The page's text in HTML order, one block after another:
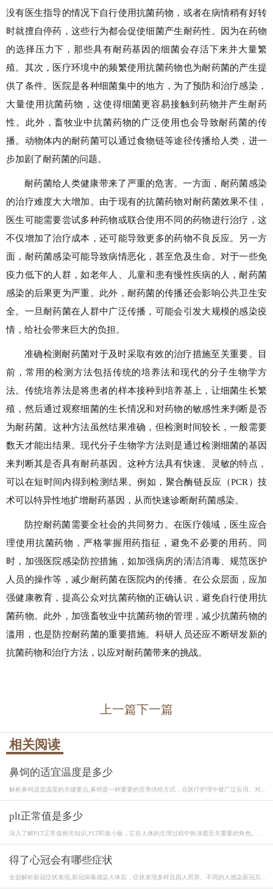
没有医生指导的情况下自行使用抗菌药物，或者在病情稍有好转
时就擅自停药，这些行为都会促使细菌产生耐药性。因为在药物
的选择压力下，那些具有耐药基因的细菌会存活下来并大量繁
殖。其次，医疗环境中的频繁使用抗菌药物也为耐药菌的产生提
供了条件。医院是各种细菌集中的地方，为了预防和治疗感染，
大量使用抗菌药物，这使得细菌更容易接触到药物并产生耐药
性。此外，畜牧业中抗菌药物的广泛使用也会导致耐药菌的传
播。动物体内的耐药菌可以通过食物链等途径传播给人类，进一
步加剧了耐药菌的问题。
耐药菌给人类健康带来了严重的危害。一方面，耐药菌感染
的治疗难度大大增加。由于现有的抗菌药物对耐药菌效果不佳，
医生可能需要尝试多种药物或联合使用不同的药物进行治疗，这
不仅增加了治疗成本，还可能导致更多的药物不良反应。另一方
面，耐药菌感染可能导致病情恶化，甚至危及生命。对于一些免
疫力低下的人群，如老年人、儿童和患有慢性疾病的人，耐药菌
感染的后果更为严重。此外，耐药菌的传播还会影响公共卫生安
全。一旦耐药菌在人群中广泛传播，可能会引发大规模的感染疫
情，给社会带来巨大的负担。
准确检测耐药菌对于及时采取有效的治疗措施至关重要。目
前，常用的检测方法包括传统的培养法和现代的分子生物学方
法。传统培养法是将患者的样本接种到培养基上，让细菌生长繁
殖，然后通过观察细菌的生长情况和对药物的敏感性来判断是否
为耐药菌。这种方法虽然结果准确，但检测时间较长，一般需要
数天才能出结果。现代分子生物学方法则是通过检测细菌的基因
来判断其是否具有耐药基因。这种方法具有快速、灵敏的特点，
可以在短时间内得到检测结果。例如，聚合酶链反应（PCR）技
术可以特异性地扩增耐药基因，从而快速诊断耐药菌感染。
防控耐药菌需要全社会的共同努力。在医疗领域，医生应合
理使用抗菌药物，严格掌握用药指征，避免不必要的用药。同
时，加强医院感染防控措施，如加强病房的清洁消毒、规范医护
人员的操作等，减少耐药菌在医院内的传播。在公众层面，应加
强健康教育，提高公众对抗菌药物的正确认识，避免自行使用抗
菌药物。此外，加强畜牧业中抗菌药物的管理，减少抗菌药物的
滥用，也是防控耐药菌的重要措施。科研人员还应不断研发新的
抗菌药物和治疗方法，以应对耐药菌带来的挑战。
上一篇下一篇
相关阅读
鼻饲的适宜温度是多少
解析鼻饲适宜温度的关键要点,鼻饲是一种重要的营养供给方式，在医疗护理中被广泛应用。对...
plt正常值是多少
深入了解PLT正常值相关知识,PLT即血小板，它在人体的生理过程中扮演着至关重要的角色。血
得了心冠会有哪些症状
全面解析新冠症状表现,新冠病毒感染人体后，症状表现多样且因人而异。不同的人感染新冠后...